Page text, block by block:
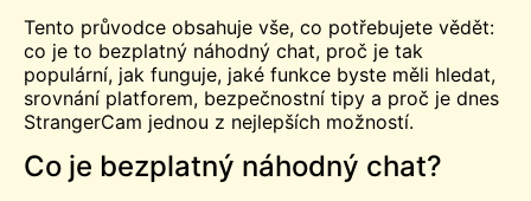
Tento průvodce obsahuje vše, co potřebujete vědět:
co je to bezplatný náhodný chat, proč je tak
populární, jak funguje, jaké funkce byste měli hledat,
srovnání platforem, bezpečnostní tipy a proč je dnes
StrangerCam jednou z nejlepších možností.
Co je bezplatný náhodný chat?